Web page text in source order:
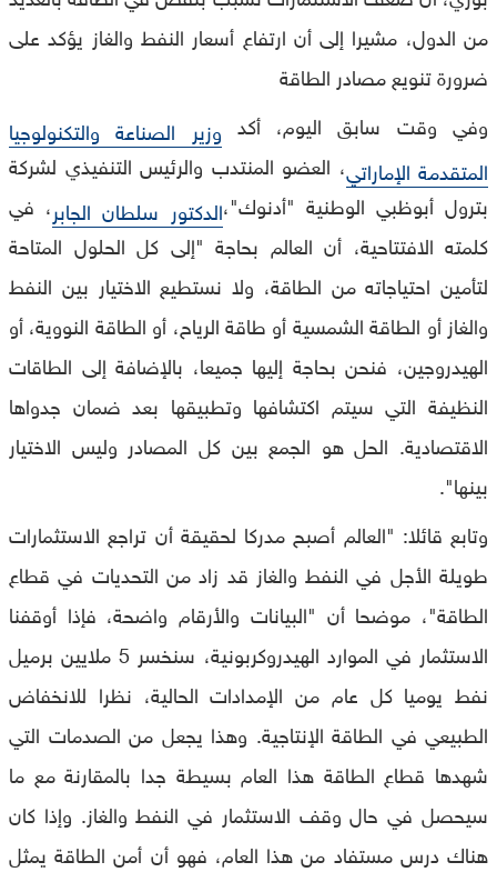
من الدول، مشيرا إلى أن ارتفاع أسعار النفط والغاز يؤكد على
ضرورة تنويع مصادر الطاقة
وفي وقت سابق اليوم، أكد وزير الصناعة والتكنولوجيا
المتقدمة الإماراتي، العضو المنتدب والرئيس التنفيذي لشركة
بترول أبوظبي الوطنية "أدنوك"،الدكتور سلطان الجابر، في
كلمته الافتتاحية، أن العالم بحاجة "إلى كل الحلول المتاحة
لتأمين احتياجاته من الطاقة، ولا نستطيع الاختيار بين النفط
والغاز أو الطاقة الشمسية أو طاقة الرياح، أو الطاقة النووية، أو
الهيدروجين، فنحن بحاجة إليها جميعا، بالإضافة إلى الطاقات
النظيفة التي سيتم اكتشافها وتطبيقها بعد ضمان جدواها
الاقتصادية. الحل هو الجمع بين كل المصادر وليس الاختيار
بينها".
وتابع قائلا: "العالم أصبح مدركا لحقيقة أن تراجع الاستثمارات
طويلة الأجل في النفط والغاز قد زاد من التحديات في قطاع
الطاقة"، موضحا أن "البيانات والأرقام واضحة، فإذا أوقفنا
الاستثمار في الموارد الهيدروكربونية، سنخسر 5 ملايين برميل
نفط يوميا كل عام من الإمدادات الحالية، نظرا للانخفاض
الطبيعي في الطاقة الإنتاجية. وهذا يجعل من الصدمات التي
شهدها قطاع الطاقة هذا العام بسيطة جدا بالمقارنة مع ما
سيحصل في حال وقف الاستثمار في النفط والغاز. وإذا كان
هناك درس مستفاد من هذا العام، فهو أن أمن الطاقة يمثل